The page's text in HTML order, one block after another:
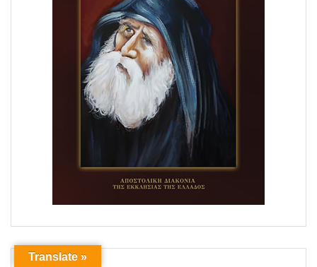
Translate »